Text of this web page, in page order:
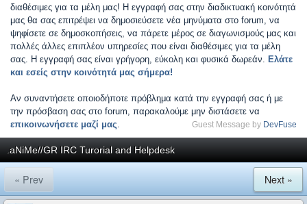
διαθέσιμες για τα μέλη μας! Η εγγραφή σας στην διαδικτυακή κοινότητά
μας θα σας επιτρέψει να δημοσιεύσετε νέα μηνύματα στο forum, να
ψηφίσετε σε δημοσκοπήσεις, να πάρετε μέρος σε διαγωνισμούς μας και
πολλές άλλες επιπλέον υπηρεσίες που είναι διαθέσιμες για τα μέλη
σας. Η εγγραφή σας είναι γρήγορη, εύκολη και φυσικά δωρεάν. Ελάτε
και εσείς στην κοινότητά μας σήμερα!
Αν συναντήσετε οποιοδήποτε πρόβλημα κατά την εγγραφή σας ή με
την πρόσβαση σας στο forum, παρακαλούμε μην διστάσετε να
επικοινωνήσετε μαζί μας. Guest Message by DevFuse
.aNiMe//GR IRC Turorial and Helpdesk
« Prev Next »